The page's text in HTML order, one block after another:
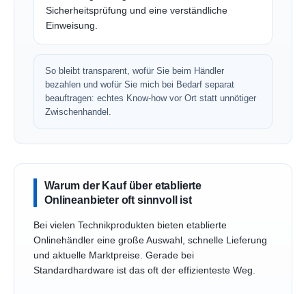
Sicherheitsprüfung und eine verständliche
Einweisung.
So bleibt transparent, wofür Sie beim Händler
bezahlen und wofür Sie mich bei Bedarf separat
beauftragen: echtes Know-how vor Ort statt unnötiger
Zwischenhandel.
Warum der Kauf über etablierte
Onlineanbieter oft sinnvoll ist
Bei vielen Technikprodukten bieten etablierte
Onlinehändler eine große Auswahl, schnelle Lieferung
und aktuelle Marktpreise. Gerade bei
Standardhardware ist das oft der effizienteste Weg.